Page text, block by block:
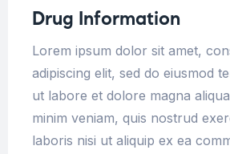
Drug Information
Lorem ipsum dolor sit amet,
adipiscing elit, sed do eiusmod
ut labore et dolore magna
minim veniam, quis nostrud
laboris nisi ut aliquip ex ea